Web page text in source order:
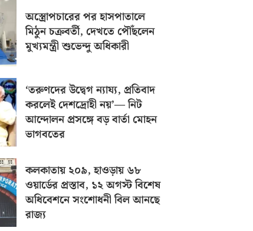
অস্ত্রোপচারের পর হাসপাতালে
মিঠুন চক্রবর্তী, দেখতে পৌঁছলেন
মুখ্যমন্ত্রী শুভেন্দু অধিকারী
‘তরুণদের উদ্বেগ ন্যায্য, প্রতিবাদ
করলেই দেশদ্রোহী নয়’— নিট
আন্দোলন প্রসঙ্গে বড় বার্তা মোহন
ভাগবতের
কলকাতায় ২০৯, হাওড়ায় ৬৮
ওয়ার্ডের প্রস্তাব, ১২ অগস্ট বিশেষ
অধিবেশনে সংশোধনী বিল আনছে
রাজ্য